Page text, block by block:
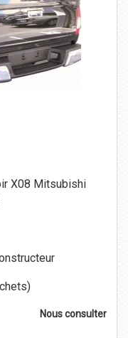
X08 Mitsubishi
Nous consulter